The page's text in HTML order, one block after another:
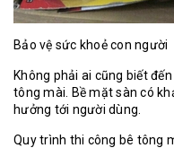
Bảo vệ sức khoẻ con người
Không phải ai cũng biết
tông mài. Bề mặt sàn có
hưởng tới người dùng.
Quy trình thi công bê tông